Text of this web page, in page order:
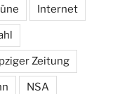
Internet
Zeitung
NSA